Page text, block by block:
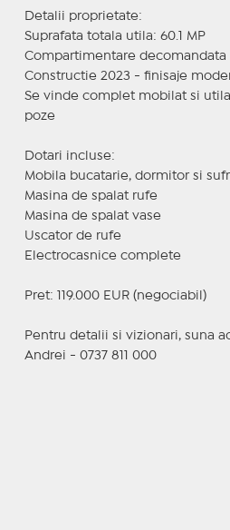
Detalii proprietate:
Suprafata totala utila: 60.1 MP
Compartimentare
Constructie 2023 - finisaje
Se vinde complet mobilat si
poze
Dotari incluse:
Mobila bucatarie, dormitor si
Masina de spalat rufe
Masina de spalat vase
Uscator de rufe
Electrocasnice complete
Pret: 119.000 EUR (negociabil)
Pentru detalii si vizionari, suna
Andrei - 0737 811 000